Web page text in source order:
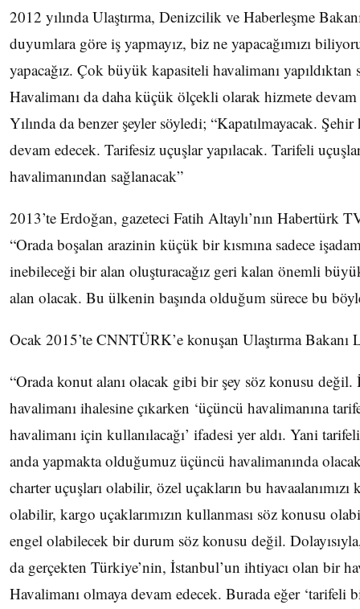
2012 yılında Ulaştırma, Denizcilik ve Haberleşme
duyumlara göre iş yapmayız, biz ne yapacağımızı
yapacağız. Çok büyük kapasiteli havalimanı
Havalimanı da daha küçük ölçekli olarak hizmete
Yılında da benzer şeyler söyledi; “Kapatılmayacak.
devam edecek. Tarifesiz uçuşlar yapılacak. Tarifeli
havalimanından sağlanacak”
2013’te Erdoğan, gazeteci Fatih Altaylı’nın Habertürk
“Orada boşalan arazinin küçük bir kısmına sadece
inebileceği bir alan oluşturacağız geri kalan önemli
alan olacak. Bu ülkenin başında olduğum sürece bu
Ocak 2015’te CNNTÜRK’e konuşan Ulaştırma Bakanı
“Orada konut alanı olacak gibi bir şey söz konusu
havalimanı ihalesine çıkarken ‘üçüncü havalimanına
havalimanı için kullanılacağı’ ifadesi yer aldı. Yani
anda yapmakta olduğumuz üçüncü havalimanında
charter uçuşları olabilir, özel uçakların bu havaalanımızı
olabilir, kargo uçaklarımızın kullanması söz konusu
engel olabilecek bir durum söz konusu değil.
da gerçekten Türkiye’nin, İstanbul’un ihtiyacı olan bir
Havalimanı olmaya devam edecek. Burada eğer ‘tarifeli